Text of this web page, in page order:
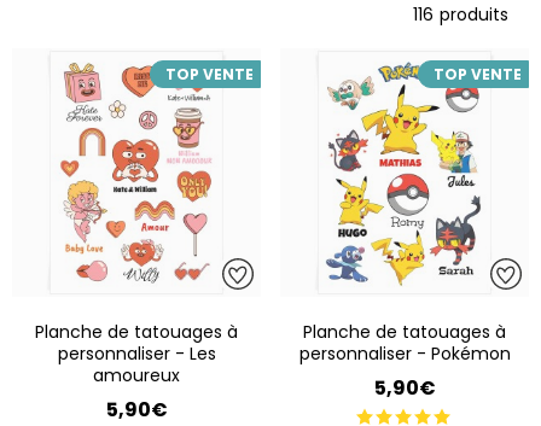
116 produits
TOP VENTE
Planche de tatouages à
personnaliser - Les
amoureux
5,90€
TOP VENTE
Planche de tatouages à
personnaliser - Pokémon
5,90€